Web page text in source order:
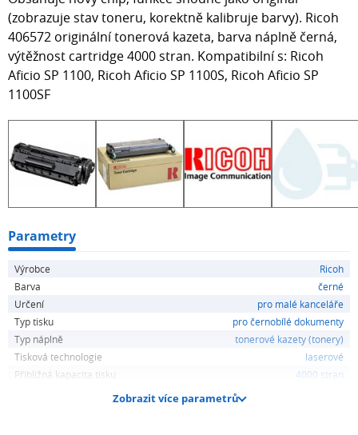
(zobrazuje stav toneru, korektně kalibruje barvy). Ricoh
406572 originální tonerová kazeta, barva náplně černá,
výtěžnost cartridge 4000 stran. Kompatibilní s: Ricoh
Aficio SP 1100, Ricoh Aficio SP 1100S, Ricoh Aficio SP
1100SF
Parametry
Výrobce
Ricoh
Barva
černé
Určení
pro malé kanceláře
Typ tisku
pro černobílé dokumenty
Typ náplně
tonerové kazety (tonery)
Tisková technologie
laserové
Přibližná kapacita tisku
4000 stran
Zobrazit více parametrů